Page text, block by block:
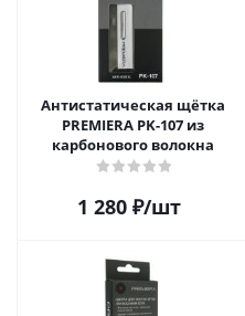
Антистатическая щётка
PREMIERA PK-107 из
карбонового волокна
1 280₽/шт